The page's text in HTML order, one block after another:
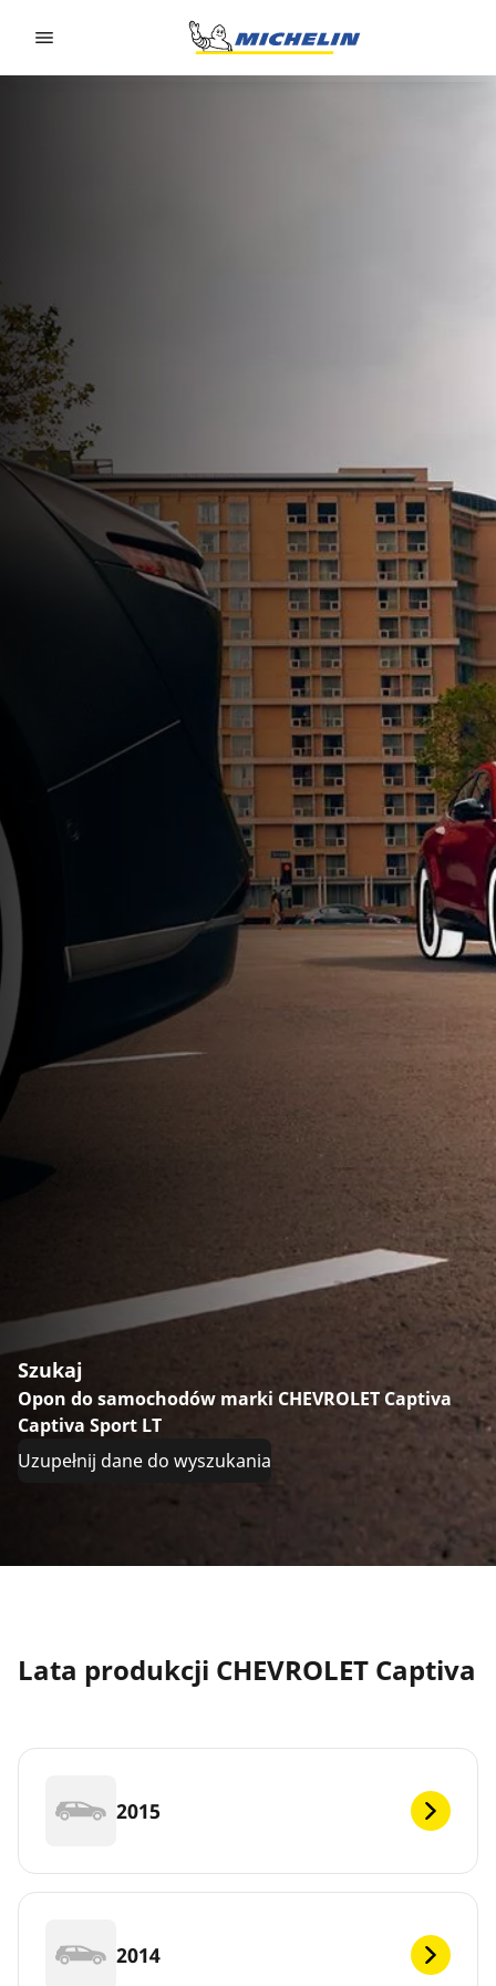
Szukaj
Opon do samochodów marki CHEVROLET Captiva
Captiva Sport LT
Uzupełnij dane do wyszukania
Lata produkcji CHEVROLET Captiva
2015
2014